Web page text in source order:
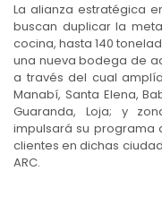
La alianza estratégica
buscan duplicar la
cocina, hasta 140
una nueva bodega de
a través del cual
Manabí, Santa Elena,
Guaranda, Loja; y
impulsará su programa
clientes en dichas
ARC.